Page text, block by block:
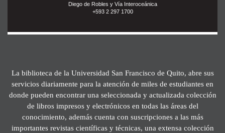
Diego de Robles y Vía Interoceánica
+593 2 297 1700
La biblioteca de la Universidad San Francisco de Quito, abre sus
servicios diariamente para la atención de miles de estudiantes en
donde pueden encontrar una seleccionada y actualizada colección
de libros impresos y electrónicos en todas las áreas del
conocimiento, además cuenta con suscripciones a las más
importantes revistas científicas y técnicas, una extensa colección